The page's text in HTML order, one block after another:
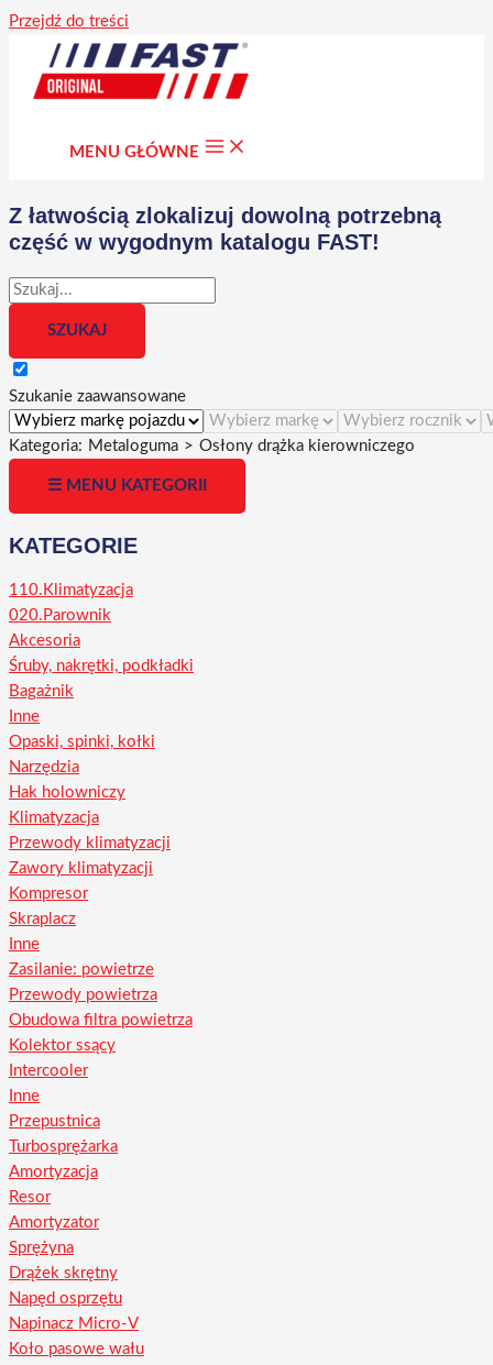
Przejdź do treści
MENU GŁÓWNE
Z łatwością zlokalizuj dowolną potrzebną
część w wygodnym katalogu FAST!
Szukanie zaawansowane
Kategoria: Metaloguma > Osłony drążka kierowniczego
☰ MENU KATEGORII
KATEGORIE
110.Klimatyzacja
020.Parownik
Akcesoria
Śruby, nakrętki, podkładki
Bagażnik
Inne
Opaski, spinki, kołki
Narzędzia
Hak holowniczy
Klimatyzacja
Przewody klimatyzacji
Zawory klimatyzacji
Kompresor
Skraplacz
Inne
Zasilanie: powietrze
Przewody powietrza
Obudowa filtra powietrza
Kolektor ssący
Intercooler
Inne
Przepustnica
Turbosprężarka
Amortyzacja
Resor
Amortyzator
Sprężyna
Drążek skrętny
Napęd osprzętu
Napinacz Micro-V
Koło pasowe wału